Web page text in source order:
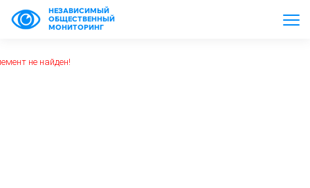
НЕЗАВИСИМЫЙ
ОБЩЕСТВЕННЫЙ
МОНИТОРИНГ
не найден!